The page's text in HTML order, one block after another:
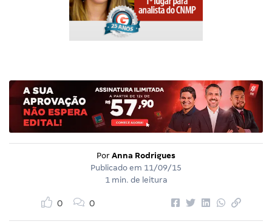
Por Anna Rodrigues
Publicado em 11/09/15
1 min. de leitura
0 0